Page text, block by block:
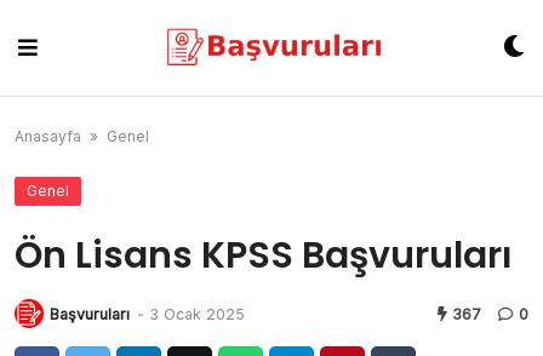
content
Anasayfa » Genel
Genel
Ön Lisans KPSS Başvuruları
Başvuruları - 3 Ocak 2025 367 0